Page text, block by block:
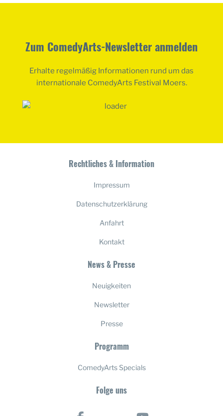
Zum ComedyArts-Newsletter anmelden
Erhalte regelmäßig Informationen rund um das
internationale ComedyArts Festival Moers.
Rechtliches & Information
Impressum
Datenschutzerklärung
Anfahrt
Kontakt
News & Presse
Neuigkeiten
Newsletter
Presse
Programm
ComedyArts Specials
Folge uns